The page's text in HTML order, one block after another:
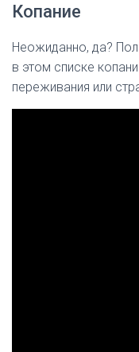
Копание
Неожиданно, да?
в этом списке
переживания или